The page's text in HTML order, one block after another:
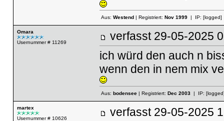
Aus: Westend| Registriert: Nov 1999| IP: [logged]
Omara
Usernummer # 11269
verfasst 29-05-
ich würd den auch n
wenn den in nem mix
Aus: bodensee| Registriert: Dec 2003| IP:
martex
Usernummer # 10626
verfasst 29-05-